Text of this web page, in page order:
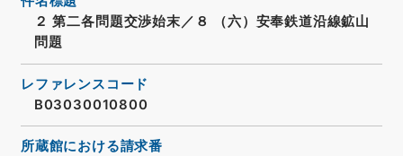
２ 第二各問題交渉始末／８ （六）安奉鉄道沿線鉱山
問題
レファレンスコード
B03030010800
所蔵館における請求番